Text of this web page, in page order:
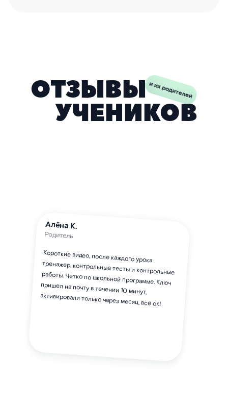
и их родителей
ОТЗЫВЫ
УЧЕНИКОВ
Алёна К.
Родитель
Короткие видео, после каждого урока
тренажер, контрольные тесты и контрольные
работы. Четко по школьной программе. Ключ
пришел на почту в течении 10 минут,
активировали только через месяц, всё ок!